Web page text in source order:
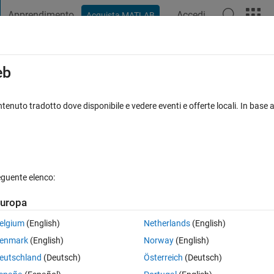
Apprendimento Acquista MATLAB Accedi
four figures in one figure
0 voti
can i make those figures showing in a single panel? say the figure
tradotto dove disponibile e vedere eventi e offerte locali. In
elenco:
(English)
(English)
(Deutsch)
Netherlands(English)
Norway(English)
Österreich (Deutsch)